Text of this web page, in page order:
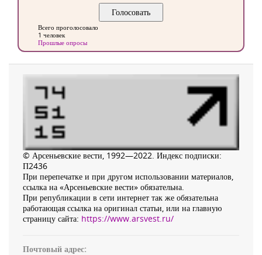
Всего проголосовало
1 человек
Прошлые опросы
© Арсеньевские вести, 1992—2022. Индекс подписки:
П2436
При перепечатке и при другом использовании материалов,
ссылка на «Арсеньевские вести» обязательна.
При републикации в сети интернет так же обязательна
работающая ссылка на оригинал статьи, или на главную
страницу сайта: https://www.arsvest.ru/
Почтовый адрес: